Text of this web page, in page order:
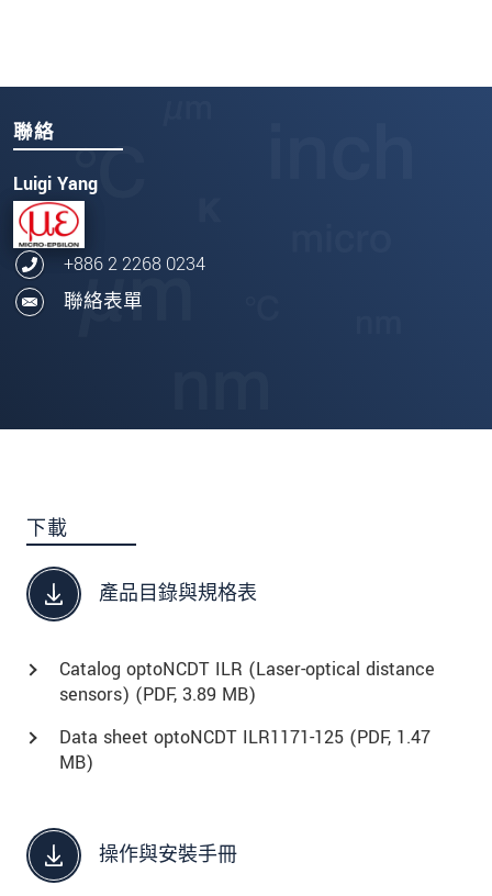
聯絡
Luigi Yang
+886 2 2268 0234
聯絡表單
下載
產品目錄與規格表
Catalog optoNCDT ILR (Laser-optical distance
sensors) (PDF, 3.89 MB)
Data sheet optoNCDT ILR1171-125 (PDF, 1.47
MB)
操作與安裝手冊